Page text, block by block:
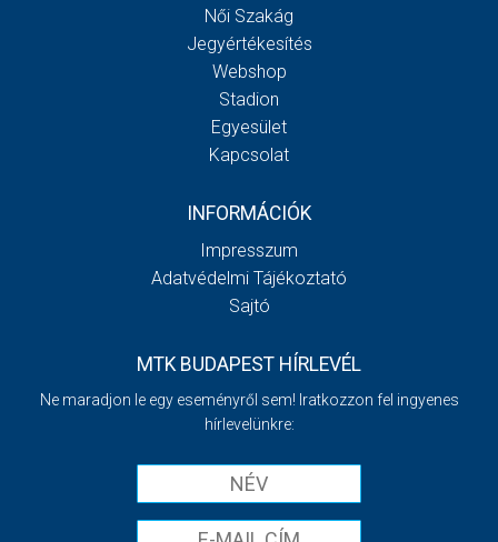
Női Szakág
Jegyértékesítés
Webshop
Stadion
Egyesület
Kapcsolat
INFORMÁCIÓK
Impresszum
Adatvédelmi Tájékoztató
Sajtó
MTK BUDAPEST HÍRLEVÉL
Ne maradjon le egy eseményről sem! Iratkozzon fel ingyenes
hírlevelünkre: